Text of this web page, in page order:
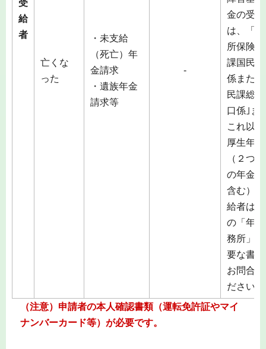
受
給
者
亡くな
った
・未支給
（死亡）年
金請求
・遺族年金
請求等
-
金の受
は、「
所保険
課国民
係また
民課総
口係｣ま
これ以
厚生年
（２つ
の年金
含む）
給者は
の「年
務所」
要な書
お問合
ださい。
（注意）申請者の本人確認書類（運転免許証やマイ
ナンバーカード等）が必要です。